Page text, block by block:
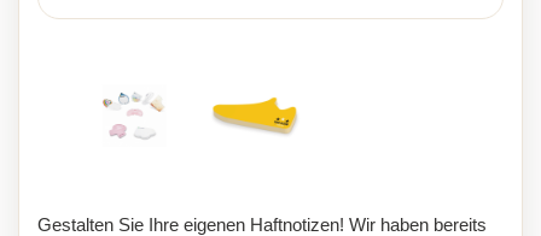
Gestalten Sie Ihre eigenen Haftnotizen! Wir haben bereits